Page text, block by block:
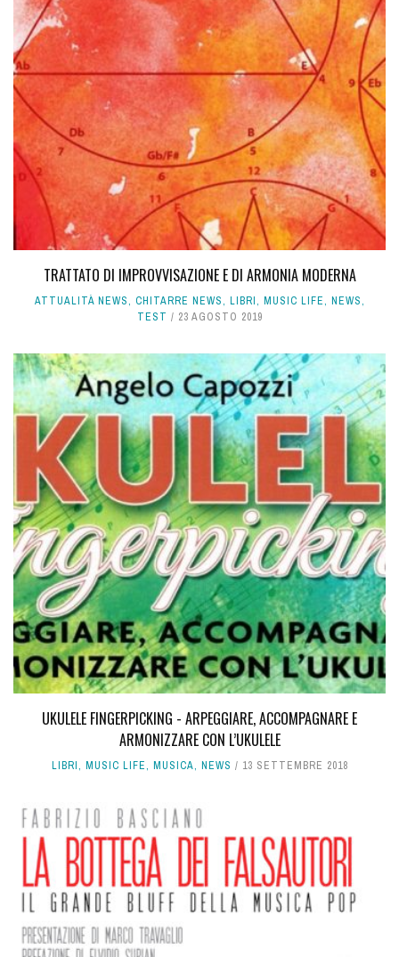
TRATTATO DI IMPROVVISAZIONE E DI ARMONIA MODERNA
ATTUALITÀ NEWS, CHITARRE NEWS, LIBRI, MUSIC LIFE, NEWS,
TEST
23 AGOSTO 2019
UKULELE FINGERPICKING - ARPEGGIARE, ACCOMPAGNARE E
ARMONIZZARE CON L’UKULELE
LIBRI, MUSIC LIFE, MUSICA, NEWS 13 SETTEMBRE 2018